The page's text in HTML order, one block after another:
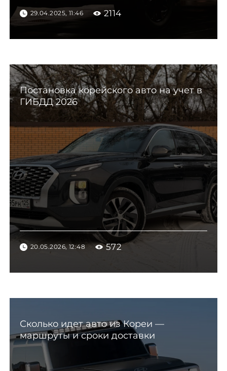
29.04.2025, 11:46 2114
Постановка корейского авто на учет в
ГИБДД 2026
20.05.2026, 12:48 572
Сколько идет авто из Кореи —
маршруты и сроки доставки